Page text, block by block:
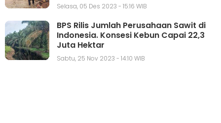
Selasa, 05 Des 2023 - 15:16 WIB
BPS Rilis Jumlah Perusahaan Sawit di
Indonesia. Konsesi Kebun Capai 22,3
Juta Hektar
Sabtu, 25 Nov 2023 - 14:10 WIB